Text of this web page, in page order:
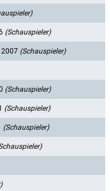
(Schauspieler)
2007 (Schauspieler)
(Schauspieler)
(Schauspieler)
(Schauspieler)